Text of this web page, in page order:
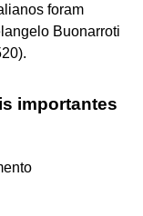
foram
Buonarroti
importantes